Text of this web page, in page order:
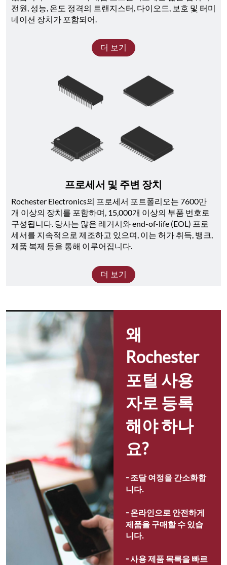
전원, 성능, 온도 정격의 트랜지스터, 다이오드, 보호 및 터미
네이션 장치가 포함되어.
더 보기
프로세서 및 주변 장치
Rochester Electronics의 프로세서 포트폴리오는 7600만
개 이상의 장치를 포함하며, 15,000개 이상의 부품 번호로
구성됩니다. 당사는 많은 레거시와 end-of-life (EOL) 프로
세서를 지속적으로 제조하고 있으며, 이는 허가 취득, 뱅크,
제품 복제 등을 통해 이루어집니다.
더 보기
왜
Rochester
포털 사용
자로 등록
해야 하나
요?
- 조달 여정을 간소화합
니다.
- 온라인으로 안전하게
제품을 구매할 수 있습
니다.
- 사용 제품 목록을 빠르